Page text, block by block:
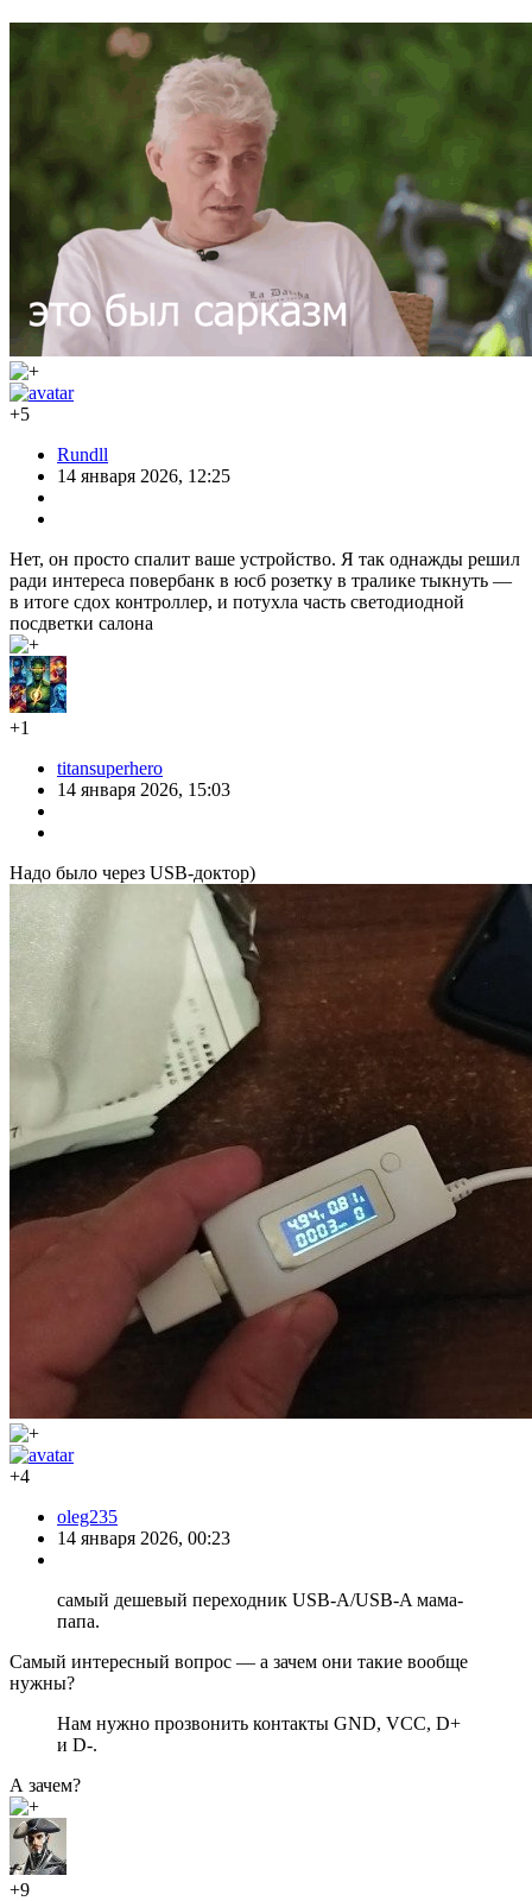
+5
Rundll
14 января 2026, 12:25
Нет, он просто спалит ваше устройство. Я так однажды решил
ради интереса повербанк в юсб розетку в тралике тыкнуть —
в итоге сдох контроллер, и потухла часть светодиодной
посдветки салона
+1
titansuperhero
14 января 2026, 15:03
Надо было через USB-доктор)
+4
oleg235
14 января 2026, 00:23
самый дешевый переходник USB-A/USB-A мама-
папа.
Самый интересный вопрос — а зачем они такие вообще
нужны?
Нам нужно прозвонить контакты GND, VCC, D+
и D-.
А зачем?
+9